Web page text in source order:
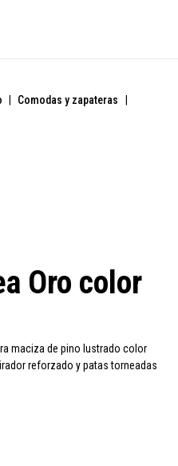
Comodas y zapateras
Oro color
maciza de pino lustrado color
reforzado y patas torneadas